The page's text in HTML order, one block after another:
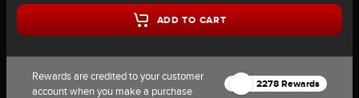
ADD TO CART
Rewards are credited to your customer
account when you make a purchase
2278 Rewards